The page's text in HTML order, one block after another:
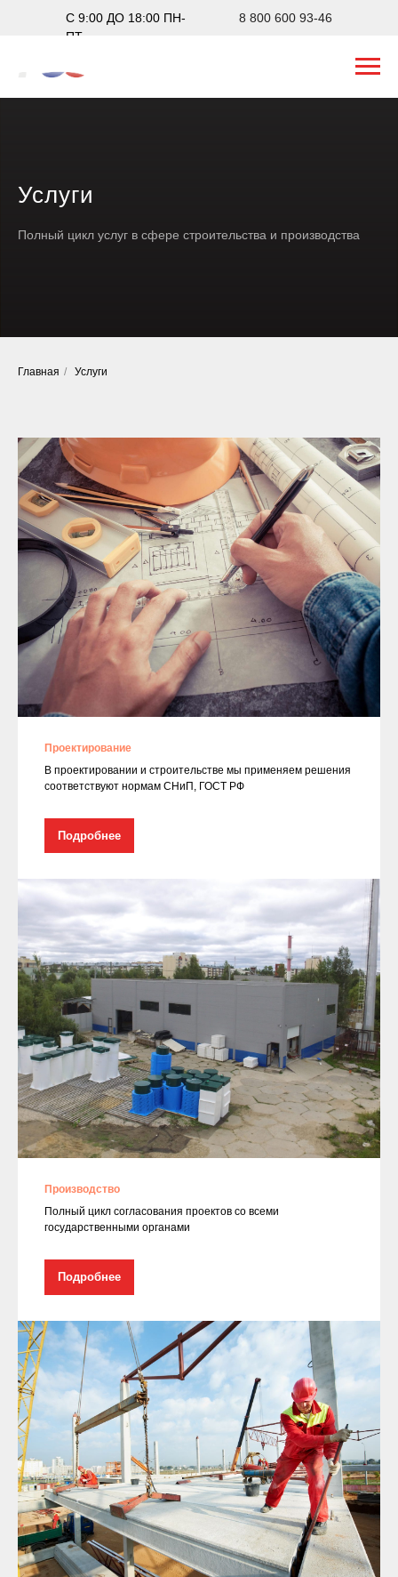
8 800 600 93-46
С 9:00 ДО 18:00 ПН-
ПТ
Услуги
Полный цикл услуг в сфере строительства и производства
Главная / Услуги
Проектирование
В проектировании и строительстве мы применяем решения
соответствуют нормам СНиП, ГОСТ РФ
Подробнее
Производство
Полный цикл согласования проектов со всеми
государственными органами
Подробнее